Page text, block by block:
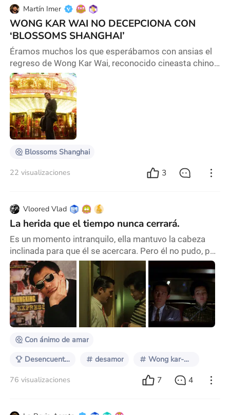
Martín Imer
WONG KAR WAI NO DECEPCIONA CON
‘BLOSSOMS SHANGHAI’
Éramos muchos los que esperábamos con ansias el
regreso de Wong Kar Wai, reconocido cineasta chino
que, luego de una notoria pausa en su carrera de diez
años, volvió a la actividad con un proyecto distinto:
una novela para la televisión que adapta un popular
libro local, Blossoms. Es un proyecto atípico para el
director, ya que marca la primera vez que realiza un
producto directamente pensado para
Blossoms Shanghai
22 visualizaciones 3
Vloored Vlad
La herida que el tiempo nunca cerrará.
Es un momento intranquilo, ella mantuvo la cabeza
inclinada para que él se acercara. Pero él no pudo, por
falta de valor. Ella da media vuelta y se aleja. 20 de
mayo del año 2000, los asistentes al festival de
Cannes fueron presa del embrujo de una película
insoslayable para todo amante del Séptimo Arte;
dirigida por el cineasta chino Wong Kar-wai, In the
mood for love (2000) o en su idioma origin
Con ánimo de amar
Desencuentros Amorosos desamor Wong kar-wai
76 visualizaciones 7 4